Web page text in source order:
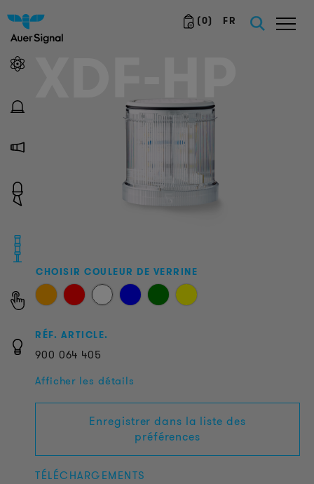
(0) FR
XDF-HP
CHOISIR COULEUR DE VERRINE
RÉF. ARTICLE.
900 064 405
Afficher les détails
Enregistrer dans la liste des
préférences
TÉLÉCHARGEMENTS